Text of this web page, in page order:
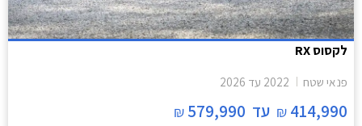
לקסוס RX
פנאי שטח 2022 עד 2026
414,990
₪ עד 579,990
₪